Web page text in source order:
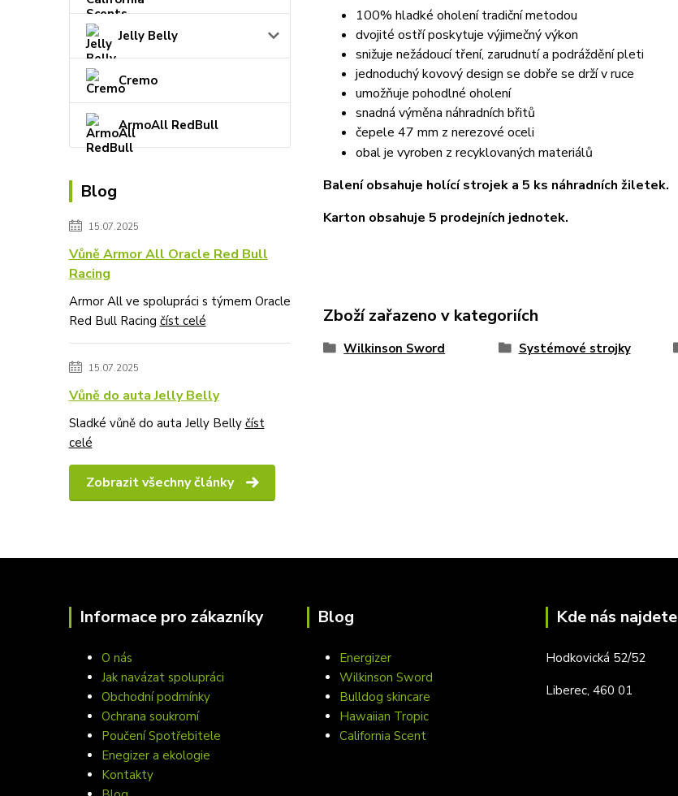
Jelly Belly
Cremo
ArmoAll RedBull
Blog
15.07.2025
Vůně Armor All Oracle Red Bull
Racing
Armor All ve spolupráci s týmem Oracle
Red Bull Racing číst celé
15.07.2025
Vůně do auta Jelly Belly
Sladké vůně do auta Jelly Belly číst
celé
Zobrazit všechny články
100% hladké oholení tradiční metodou
dvojité ostří poskytuje výjimečný výkon
snižuje nežádoucí tření, zarudnutí a podráždění pleti
jednoduchý kovový design se dobře se drží v ruce
umožňuje pohodlné oholení
snadná výměna náhradních břitů
čepele 47 mm z nerezové oceli
obal je vyroben z recyklovaných materiálů
Balení obsahuje holící strojek a 5 ks náhradních žiletek.
Karton obsahuje 5 prodejních jednotek.
Zboží zařazeno v kategoriích
Wilkinson Sword Systémové strojky
Informace pro zákazníky
O nás
Jak navázat spolupráci
Obchodní podmínky
Ochrana soukromí
Poučení Spotřebitele
Enegizer a ekologie
Kontakty
Blog
Energizer
Wilkinson Sword
Bulldog skincare
Hawaiian Tropic
California Scent
Kde nás najdete
Hodkovická 52/52
Liberec, 460 01